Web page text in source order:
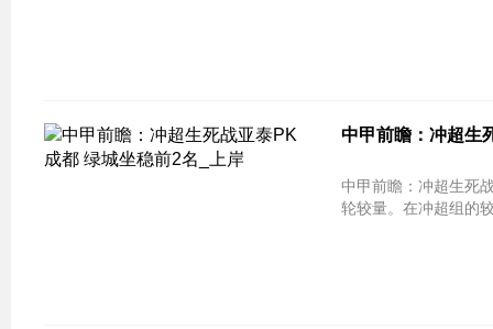
中甲前瞻：冲超生
中甲前瞻：冲超生死战亚泰PK成都
轮较量。在冲超组的